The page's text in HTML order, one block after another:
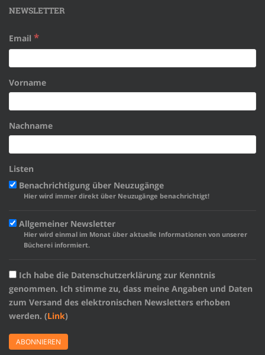
NEWSLETTER
Email *
Vorname
Nachname
Listen
Benachrichtigung über Neuzugänge
Hier wird immer direkt über Neuzugänge benachrichtigt!
Allgemeiner Newsletter
Hier wird einmal im Monat über aktuelle Informationen von unserer
Bücherei informiert.
Ich habe die Datenschutzerklärung zur Kenntnis
genommen. Ich stimme zu, dass meine Angaben und Daten
zum Versand des elektronischen Newsletters erhoben
werden. (Link)